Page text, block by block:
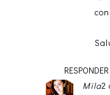
RESPONDER
Mila2